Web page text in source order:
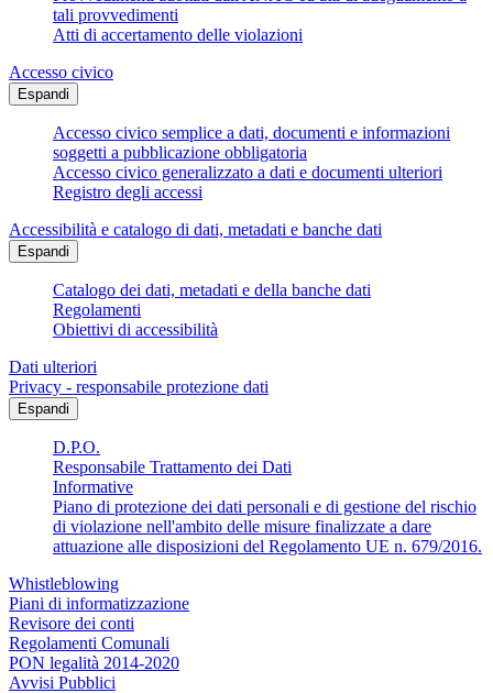
tali provvedimenti
Atti di accertamento delle violazioni
Accesso civico
Espandi
Accesso civico semplice a dati, documenti e informazioni
soggetti a pubblicazione obbligatoria
Accesso civico generalizzato a dati e documenti ulteriori
Registro degli accessi
Accessibilità e catalogo di dati, metadati e banche dati
Espandi
Catalogo dei dati, metadati e della banche dati
Regolamenti
Obiettivi di accessibilità
Dati ulteriori
Privacy - responsabile protezione dati
Espandi
D.P.O.
Responsabile Trattamento dei Dati
Informative
Piano di protezione dei dati personali e di gestione del rischio
di violazione nell'ambito delle misure finalizzate a dare
attuazione alle disposizioni del Regolamento UE n. 679/2016.
Whistleblowing
Piani di informatizzazione
Revisore dei conti
Regolamenti Comunali
PON legalità 2014-2020
Avvisi Pubblici